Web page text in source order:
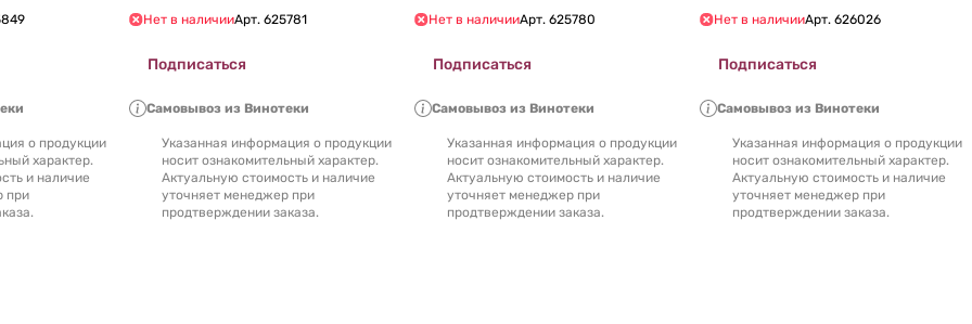
о продукции
характер.
и наличие
при
Нет в наличииАрт. 625781
Подписаться
Самовывоз из Винотеки
Указанная информация о продукции
носит ознакомительный характер.
Актуальную стоимость и наличие
уточняет менеджер при
продтверждении заказа.
Нет в наличииАрт. 625780
Подписаться
Самовывоз из Винотеки
Указанная информация о продукции
носит ознакомительный характер.
Актуальную стоимость и наличие
уточняет менеджер при
продтверждении заказа.
Нет в наличииАрт. 626026
Подписаться
Самовывоз из Винотеки
Указанная информация о продукции
носит ознакомительный характер.
Актуальную стоимость и наличие
уточняет менеджер при
продтверждении заказа.